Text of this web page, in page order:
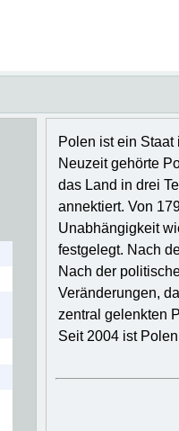
Polen ist ein
Neuzeit gehörte
das Land in drei
annektiert. Von
Unabhängigkeit
festgelegt. Nach
Nach der
Veränderungen,
zentral gelenkten
Seit 2004 ist